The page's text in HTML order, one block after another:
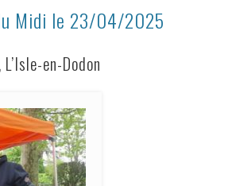
Midi le 23/04/2025
en-Dodon